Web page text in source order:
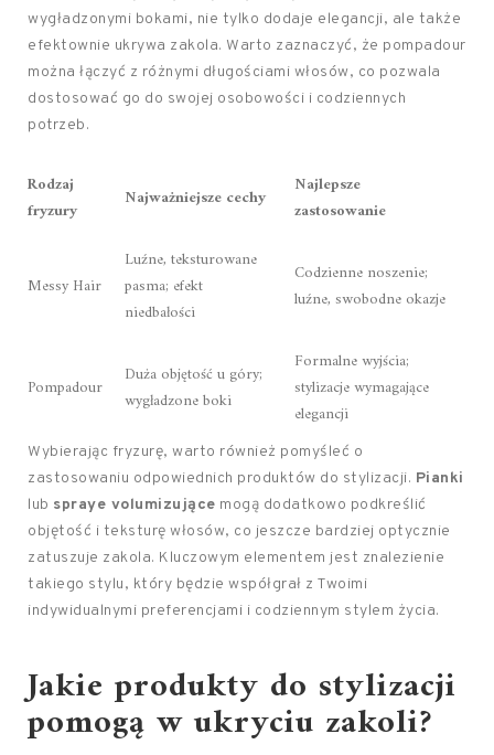
wygładzonymi bokami, nie tylko dodaje elegancji, ale także
efektownie ukrywa zakola. Warto zaznaczyć, że pompadour
można łączyć z różnymi długościami włosów, co pozwala
dostosować go do swojej osobowości i codziennych
potrzeb.
Rodzaj
fryzury
Najważniejsze cechy
Najlepsze
zastosowanie
Messy Hair
Luźne, teksturowane
pasma; efekt
niedbałości
Codzienne noszenie;
luźne, swobodne okazje
Pompadour
Duża objętość u góry;
wygładzone boki
Formalne wyjścia;
stylizacje wymagające
elegancji
Wybierając fryzurę, warto również pomyśleć o
zastosowaniu odpowiednich produktów do stylizacji. Pianki
lub spraye volumizujące mogą dodatkowo podkreślić
objętość i teksturę włosów, co jeszcze bardziej optycznie
zatuszuje zakola. Kluczowym elementem jest znalezienie
takiego stylu, który będzie współgrał z Twoimi
indywidualnymi preferencjami i codziennym stylem życia.
Jakie produkty do stylizacji
pomogą w ukryciu zakoli?